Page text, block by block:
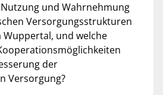
und Wahrnehmung
Versorgungsstrukturen
und welche
der
Versorgung?